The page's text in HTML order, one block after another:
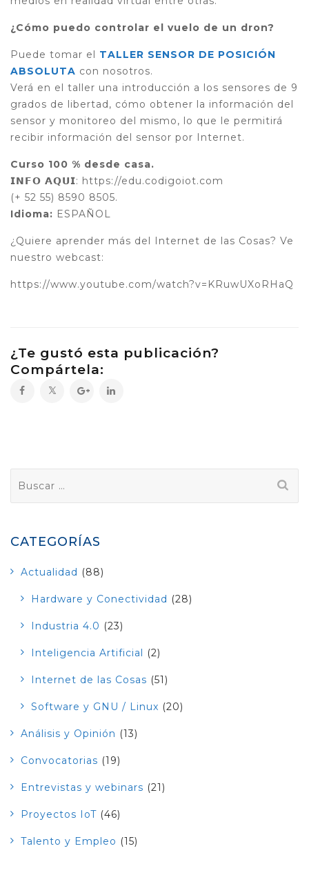
¿Cómo puedo controlar el vuelo de un dron?
Puede tomar el TALLER SENSOR DE POSICIÓN
ABSOLUTA con nosotros.
Verá en el taller una introducción a los sensores de 9
grados de libertad, cómo obtener la información del
sensor y monitoreo del mismo, lo que le permitirá
recibir información del sensor por Internet.
Curso 100 % desde casa.
𝗜𝗡𝗙𝗢 𝗔𝗤𝗨𝗜: https://edu.codigoiot.com
(+ 52 55) 8590 8505.
Idioma: ESPAÑOL
¿Quiere aprender más del Internet de las Cosas? Ve
nuestro webcast:
https://www.youtube.com/watch?v=KRuwUXoRHaQ
¿Te gustó esta publicación?
Compártela:
CATEGORÍAS
Actualidad (88)
Hardware y Conectividad (28)
Industria 4.0 (23)
Inteligencia Artificial (2)
Internet de las Cosas (51)
Software y GNU / Linux (20)
Análisis y Opinión (13)
Convocatorias (19)
Entrevistas y webinars (21)
Proyectos IoT (46)
Talento y Empleo (15)